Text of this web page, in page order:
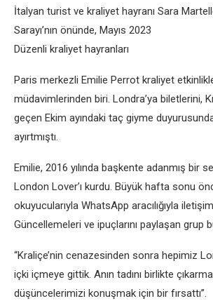
İtalyan turist ve kraliyet hayranı Sara
Sarayı’nın önünde, Mayıs 2023
Düzenli kraliyet hayranları
Paris merkezli Emilie Perrot kraliyet
müdavimlerinden biri. Londra’ya biletlerini,
geçen Ekim ayındaki taç giyme
ayırtmıştı.
Emilie, 2016 yılında başkente adanmış bir
London Lover’ı kurdu. Büyük hafta sonu
okuyucularıyla WhatsApp aracılığıyla
Güncellemeleri ve ipuçlarını paylaşan grup
“Kraliçe’nin cenazesinden sonra hepimiz
içki içmeye gittik. Anın tadını birlikte
düşüncelerimizi konuşmak için bir fırsattı”.